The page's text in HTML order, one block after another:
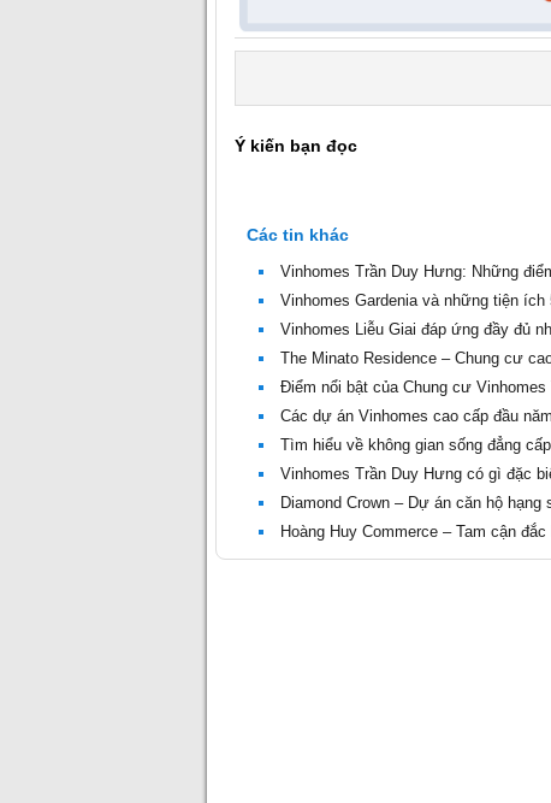
Ý kiến bạn đọc
Các tin khác
Vinhomes Trần Duy Hưng: Những
Vinhomes Gardenia và những tiện ích
Vinhomes Liễu Giai đáp ứng đầy đủ
The Minato Residence – Chung cư
Điểm nổi bật của Chung cư Vinhomes
Các dự án Vinhomes cao cấp đầu
Tìm hiểu về không gian sống đẳng
Vinhomes Trần Duy Hưng có gì đặc
Diamond Crown – Dự án căn hộ hạng
Hoàng Huy Commerce – Tam cận